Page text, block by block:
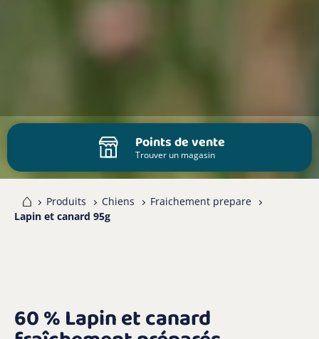
Points de vente
Trouver un magasin
Produits Chiens
Fraichement prepare
Lapin et canard 95g
60 % Lapin et canard